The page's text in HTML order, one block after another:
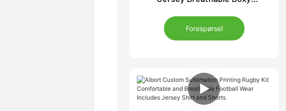
Streetwear with Embroidered
Sublimation Set Jersey Shirt
Forespørsel